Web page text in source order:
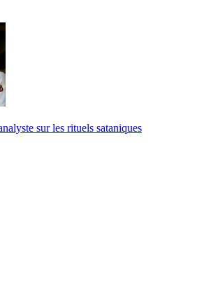
sur les rituels sataniques